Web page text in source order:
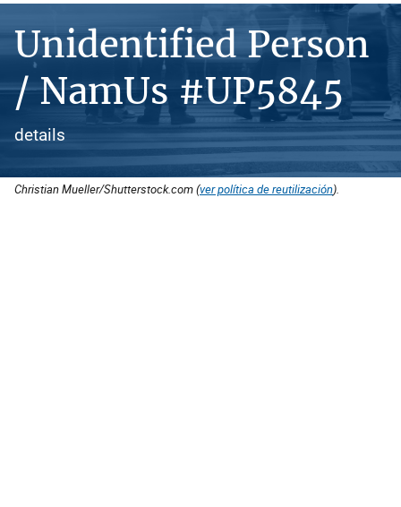
Unidentified Person
/ NamUs #UP5845
details
Christian Mueller/Shutterstock.com (ver política de reutilización).